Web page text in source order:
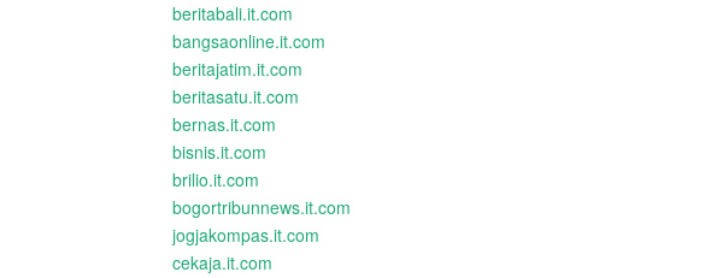
beritabali.it.com
bangsaonline.it.com
beritajatim.it.com
beritasatu.it.com
bernas.it.com
bisnis.it.com
brilio.it.com
bogortribunnews.it.com
jogjakompas.it.com
cekaja.it.com